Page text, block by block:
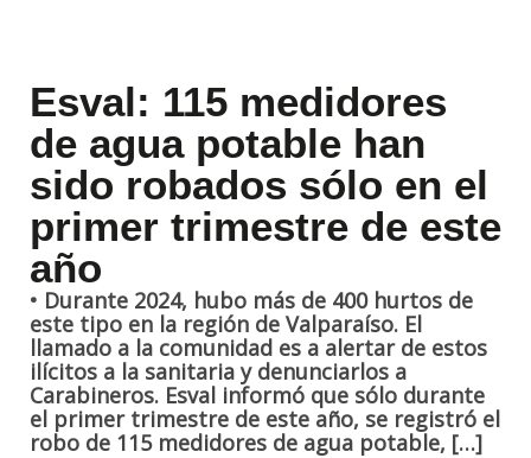
Esval: 115 medidores
de agua potable han
sido robados sólo en el
primer trimestre de este
año
• Durante 2024, hubo más de 400 hurtos de
este tipo en la región de Valparaíso. El
llamado a la comunidad es a alertar de estos
ilícitos a la sanitaria y denunciarlos a
Carabineros. Esval informó que sólo durante
el primer trimestre de este año, se registró el
robo de 115 medidores de agua potable, […]